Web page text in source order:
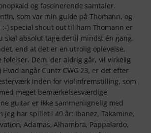
og fascinerende samtaler.
som var min guide på Thomann, og
) special shout out til ham Thomann er
skal absolut tage dertil mindst én gang.
end at det er en utrolig oplevelse,
følelser. Dem, der aldrig går, vil virkelig
angår Cuntz CWG 23, er det efter
inden for violinfremstilling, som
meget bemærkelsesværdige
guitar er ikke sammenlignelig med
jeg har spillet i 40 år: Ibanez, Takamine,
Adamas, Alhambra, Pappalardo,